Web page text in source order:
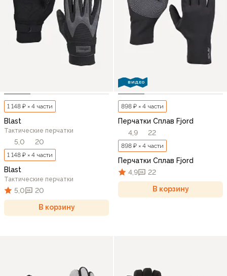
1 148 ₽ × 4 части
Blast
Тактические перчатки
5,0 20
1 148 ₽ × 4 части
Blast
Тактические перчатки
5,0 20
В корзину
ВИДЕО
898 ₽ × 4 части
Перчатки Сплав Fjord
4,9
22
898 ₽ × 4 части
Перчатки Сплав Fjord
4,9
22
В корзину